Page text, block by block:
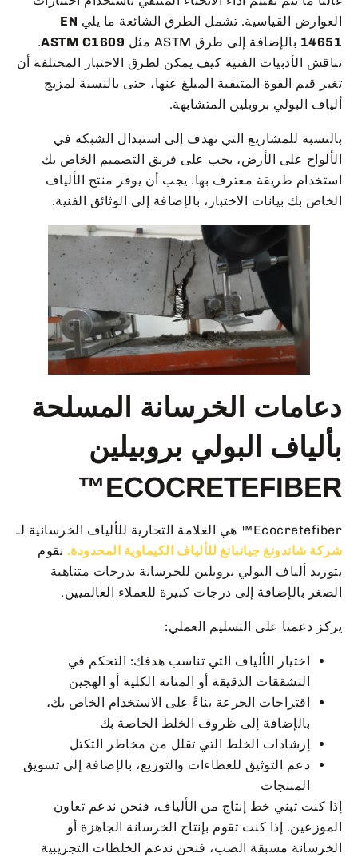
العوارض القياسية. تشمل الطرق الشائعة ما يلي EN
14651 بالإضافة إلى طرق ASTM مثل ASTM C1609
.
تناقش الأدبيات الفنية كيف يمكن لطرق الاختبار المختلفة أن
تغير قيم القوة المتبقية المبلغ عنها، حتى بالنسبة لمزيج
ألياف البولي بروبلين المتشابهة.
بالنسبة للمشاريع التي تهدف إلى استبدال الشبكة في
الألواح على الأرض، يجب على فريق التصميم الخاص بك
استخدام طريقة معترف بها. يجب أن يوفر منتج الألياف
الخاص بك بيانات الاختبار، بالإضافة إلى الوثائق الفنية.
دعامات الخرسانة المسلحة
بألياف البولي بروبيلين
ECOCRETEFIBER™
Ecocretefiber™ هي العلامة التجارية للألياف الخرسانية لـ
شركة شاندونغ جيانبانغ للألياف الكيماوية المحدودة. نقوم
بتوريد ألياف البولي بروبلين للخرسانة بدرجات متناهية
الصغر بالإضافة إلى درجات كبيرة للعملاء العالميين.
يركز دعمنا على التسليم العملي:
اختيار الألياف التي تناسب هدفك: التحكم في
التشققات الدقيقة أو المتانة الكلية أو الهجين
اقتراحات الجرعة بناءً على الاستخدام الخاص بك،
بالإضافة إلى ظروف الخلط الخاصة بك
إرشادات الخلط التي تقلل من مخاطر التكتل
دعم التوثيق للعطاءات والتوزيع، بالإضافة إلى تسويق
المنتجات
إذا كنت تبني خط إنتاج من الألياف، فنحن ندعم تعاون
الموزعين. إذا كنت تقوم بإنتاج الخرسانة الجاهزة أو
الخرسانة مسبقة الصب، فنحن ندعم الخلطات التجريبية